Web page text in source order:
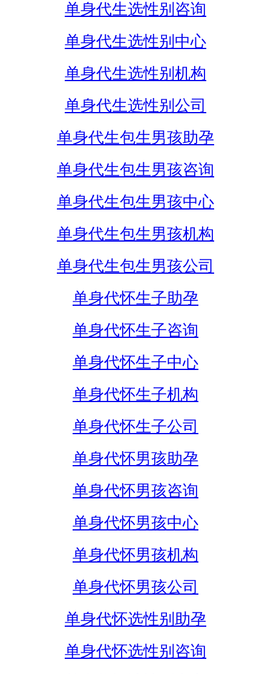
单身代生选性别咨询
单身代生选性别中心
单身代生选性别机构
单身代生选性别公司
单身代生包生男孩助孕
单身代生包生男孩咨询
单身代生包生男孩中心
单身代生包生男孩机构
单身代生包生男孩公司
单身代怀生子助孕
单身代怀生子咨询
单身代怀生子中心
单身代怀生子机构
单身代怀生子公司
单身代怀男孩助孕
单身代怀男孩咨询
单身代怀男孩中心
单身代怀男孩机构
单身代怀男孩公司
单身代怀选性别助孕
单身代怀选性别咨询